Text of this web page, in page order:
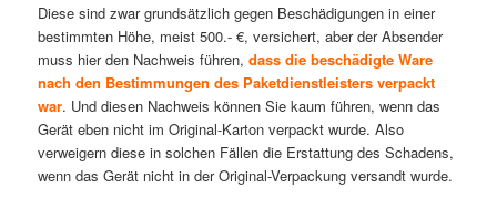
Diese sind zwar grundsätzlich gegen Beschädigungen in einer
bestimmten Höhe, meist 500.- €, versichert, aber der Absender
muss hier den Nachweis führen, dass die beschädigte Ware
nach den Bestimmungen des Paketdienstleisters verpackt
war. Und diesen Nachweis können Sie kaum führen, wenn das
Gerät eben nicht im Original-Karton verpackt wurde. Also
verweigern diese in solchen Fällen die Erstattung des Schadens,
wenn das Gerät nicht in der Original-Verpackung versandt wurde.